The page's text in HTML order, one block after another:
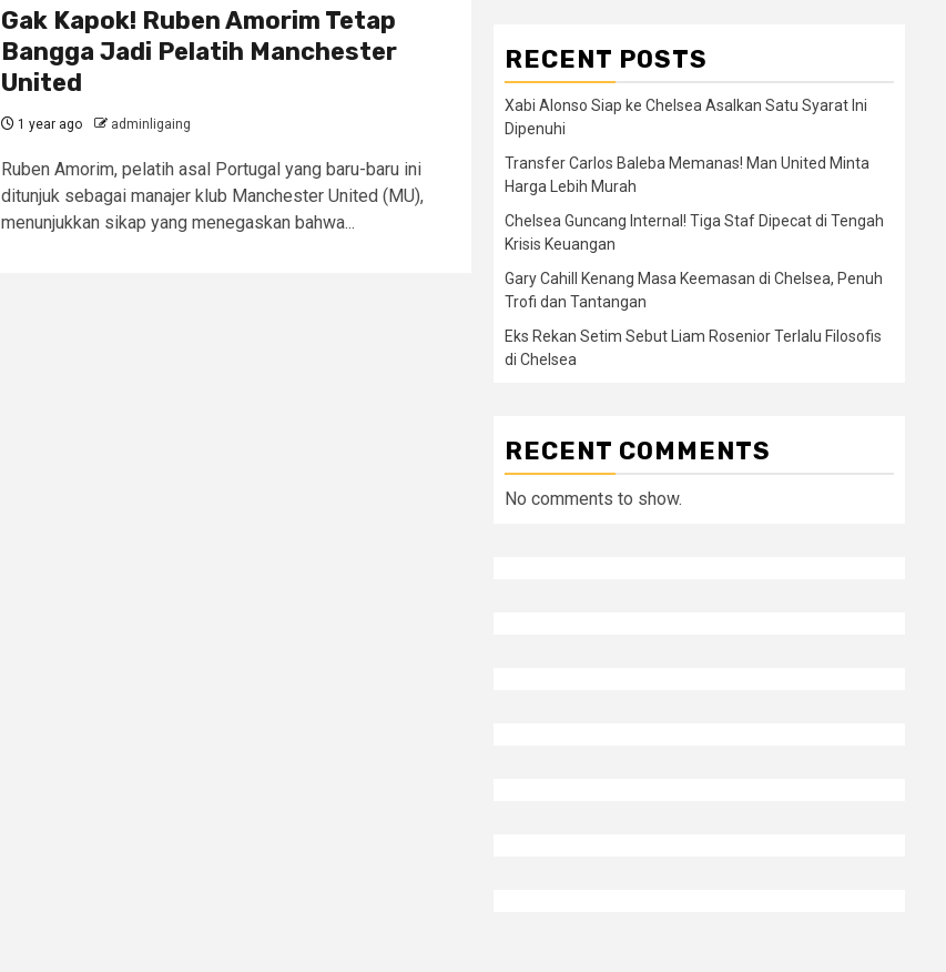
Gak Kapok! Ruben Amorim Tetap
Bangga Jadi Pelatih Manchester
United
1 year ago adminligaing
Ruben Amorim, pelatih asal Portugal yang baru-baru ini
ditunjuk sebagai manajer klub Manchester United (MU),
menunjukkan sikap yang menegaskan bahwa...
RECENT POSTS
Xabi Alonso Siap ke Chelsea Asalkan Satu Syarat Ini
Dipenuhi
Transfer Carlos Baleba Memanas! Man United Minta
Harga Lebih Murah
Chelsea Guncang Internal! Tiga Staf Dipecat di Tengah
Krisis Keuangan
Gary Cahill Kenang Masa Keemasan di Chelsea, Penuh
Trofi dan Tantangan
Eks Rekan Setim Sebut Liam Rosenior Terlalu Filosofis
di Chelsea
RECENT COMMENTS
No comments to show.